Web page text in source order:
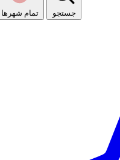
تمام شهر‌ها جستجو